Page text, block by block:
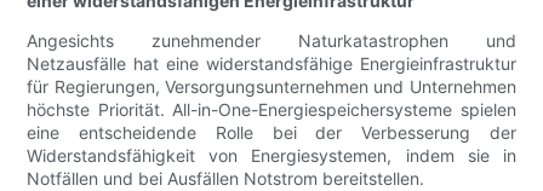
Angesichts zunehmender Naturkatastrophen und
Netzausfälle hat eine widerstandsfähige Energieinfrastruktur
für Regierungen, Versorgungsunternehmen und Unternehmen
höchste Priorität. All-in-One-Energiespeichersysteme spielen
eine entscheidende Rolle bei der Verbesserung der
Widerstandsfähigkeit von Energiesystemen, indem sie in
Notfällen und bei Ausfällen Notstrom bereitstellen.